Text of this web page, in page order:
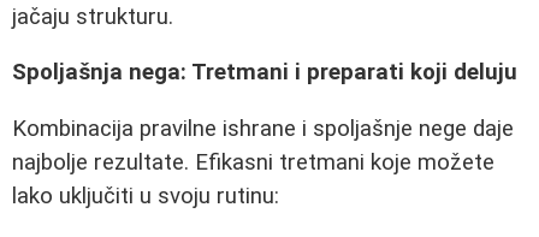
jačaju strukturu.
Spoljašnja nega: Tretmani i preparati koji deluju
Kombinacija pravilne ishrane i spoljašnje nege daje
najbolje rezultate. Efikasni tretmani koje možete
lako uključiti u svoju rutinu: